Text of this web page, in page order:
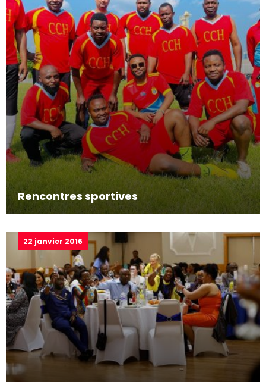
Rencontres sportives
22 janvier 2016